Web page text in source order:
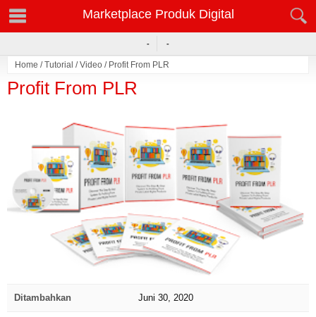
Marketplace Produk Digital
- -
Home /Tutorial /Video / Profit From PLR
Profit From PLR
Ditambahkan Juni 30, 2020